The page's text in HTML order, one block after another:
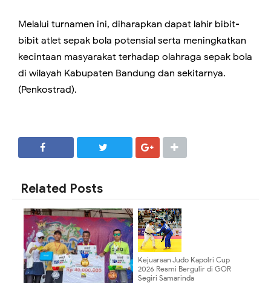
Melalui turnamen ini, diharapkan dapat lahir bibit-
bibit atlet sepak bola potensial serta meningkatkan
kecintaan masyarakat terhadap olahraga sepak bola
di wilayah Kabupaten Bandung dan sekitarnya.
(Penkostrad).
Related Posts
Kejuaraan Judo Kapolri Cup
2026 Resmi Bergulir di GOR
Segiri Samarinda